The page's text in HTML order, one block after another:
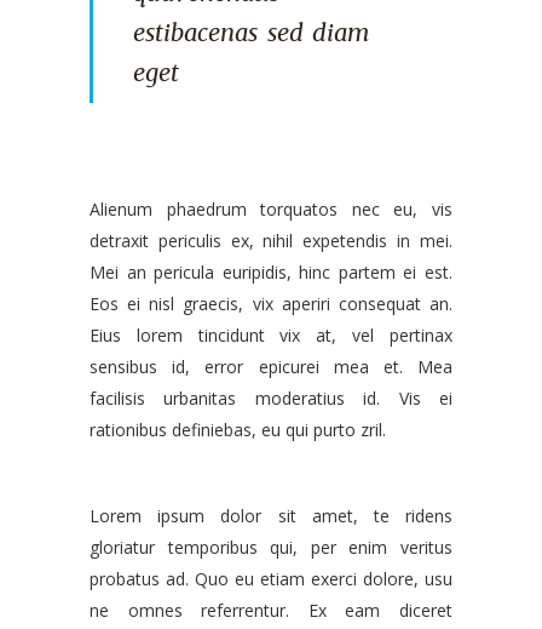
estibacenas sed diam
eget
Alienum phaedrum torquatos nec eu, vis
detraxit periculis ex, nihil expetendis in mei.
Mei an pericula euripidis, hinc partem ei est.
Eos ei nisl graecis, vix aperiri consequat an.
Eius lorem tincidunt vix at, vel pertinax
sensibus id, error epicurei mea et. Mea
facilisis urbanitas moderatius id. Vis ei
rationibus definiebas, eu qui purto zril.
Lorem ipsum dolor sit amet, te ridens
gloriatur temporibus qui, per enim veritus
probatus ad. Quo eu etiam exerci dolore, usu
ne omnes referrentur. Ex eam diceret